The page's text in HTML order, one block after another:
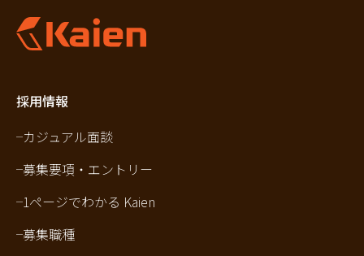
採用情報
カジュアル面談
募集要項・エントリー
1ページでわかる Kaien
募集職種